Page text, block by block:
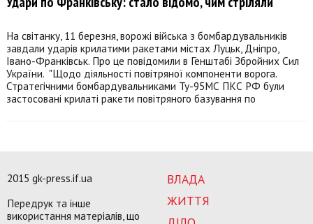
На світанку, 11 березня, ворожі війська з бомбардувальників
завдали ударів крилатими ракетами містах Луцьк, Дніпро,
Івано-Франківськ. Про це повідомили в Генштабі Збройних Сил
України. "Щодо діяльності повітряної компоненти ворога.
Стратегічними бомбардувальниками Ту-95МС ПКС РФ були
застосовані крилаті ракети повітряного базування по
ВЛАДА
ЖИТТЯ
2015 gk-press.if.ua
Передрук та інше
використання матеріалів, що